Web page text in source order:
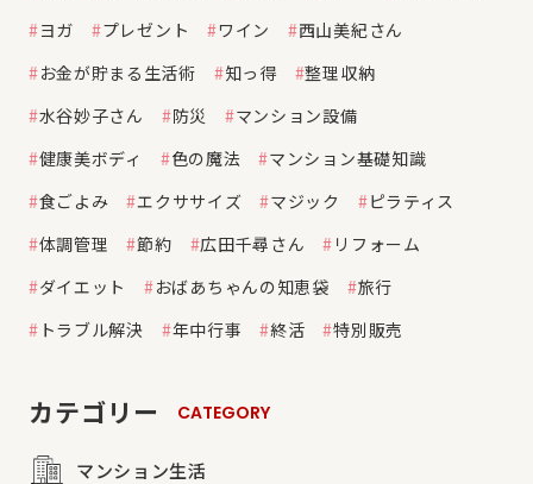
ヨガ
プレゼント ワイン
西山美紀さん
お金が貯まる生活術
知っ得
整理収納
水谷妙子さん
防災
マンション設備
健康美ボディ
色の魔法
マンション基礎知識
食ごよみ
エクササイズ マジック
ピラティス
体調管理
節約 広田千尋さん
リフォーム
ダイエット
おばあちゃんの知恵袋
旅行
トラブル解決
年中行事 終活 特別販売
カテゴリー CATEGORY
マンション生活